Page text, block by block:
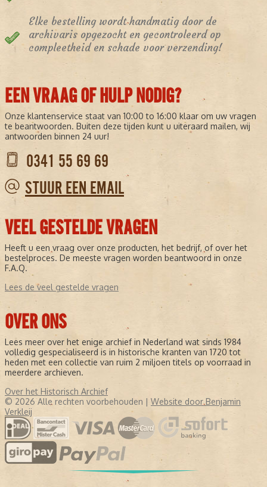
Elke bestelling wordt handmatig door de
archivaris opgezocht en gecontroleerd op
compleetheid en schade voor verzending!
EEN VRAAG OF HULP NODIG?
Onze klantenservice staat van 10:00 to 16:00 klaar om uw vragen
te beantwoorden. Buiten deze tijden kunt u uiteraard mailen, wij
antwoorden binnen 24 uur!
0341 55 69 69
STUUR EEN EMAIL
VEEL GESTELDE VRAGEN
Heeft u een vraag over onze producten, het bedrijf, of over het
bestelproces. De meeste vragen worden beantwoord in onze
F.A.Q.
Lees de veel gestelde vragen
OVER ONS
Lees meer over het enige archief in Nederland wat sinds 1984
volledig gespecialiseerd is in historische kranten van 1720 tot
heden met een collectie van ruim 2 miljoen titels op voorraad in
meerdere archieven.
Over het Historisch Archief
© 2026 Alle rechten voorbehouden | Website door Benjamin
Verkleij